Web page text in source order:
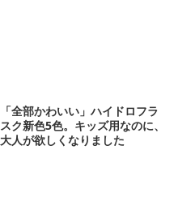
「全部かわいい」ハイドロフラ
スク新色5色。キッズ用なのに、
大人が欲しくなりました